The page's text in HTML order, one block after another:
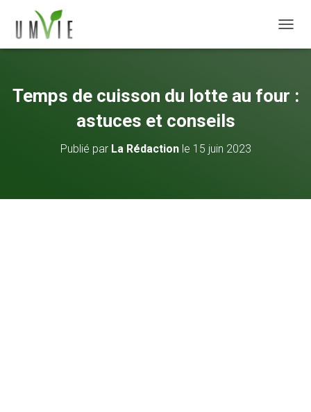
Temps de cuisson du lotte au four :
astuces et conseils
Publié par La Rédactionle 15 juin 2023